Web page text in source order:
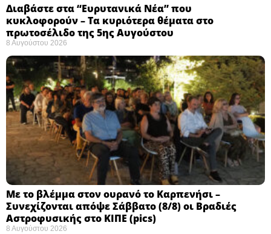
Διαβάστε στα “Ευρυτανικά Νέα” που
κυκλοφορούν – Τα κυριότερα θέματα στο
πρωτοσέλιδο της 5ης Αυγούστου
8 Αυγούστου 2026
Με το βλέμμα στον ουρανό το Καρπενήσι –
Συνεχίζονται απόψε Σάββατο (8/8) οι Βραδιές
Αστροφυσικής στο ΚΙΠΕ (pics)
8 Αυγούστου 2026